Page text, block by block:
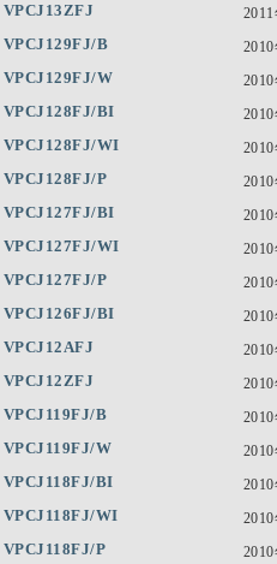
VPCJ13ZFJ
VPCJ129FJ/B
VPCJ129FJ/W
VPCJ128FJ/BI
VPCJ128FJ/WI
VPCJ128FJ/P
VPCJ127FJ/BI
VPCJ127FJ/WI
VPCJ127FJ/P
VPCJ126FJ/BI
VPCJ12AFJ
VPCJ12ZFJ
VPCJ119FJ/B
VPCJ119FJ/W
VPCJ118FJ/BI
VPCJ118FJ/WI
VPCJ118FJ/P